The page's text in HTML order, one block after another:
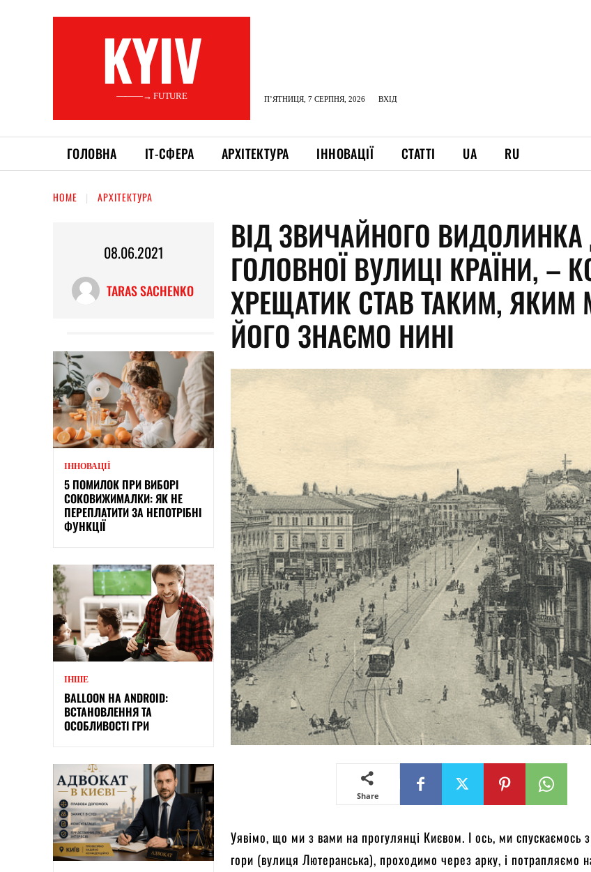
KYIV
———→ FUTURE П’ЯТНИЦЯ, 7 СЕРПНЯ, 2026 ВХІД
ГОЛОВНА ІТ-СФЕРА АРХІТЕКТУРА ІННОВАЦІЇ СТАТТІ UA RU
HOME АРХІТЕКТУРА
08.06.2021
TARAS SACHENKO
ІННОВАЦІЇ
5 ПОМИЛОК ПРИ ВИБОРІ
СОКОВИЖИМАЛКИ: ЯК НЕ
ПЕРЕПЛАТИТИ ЗА НЕПОТРІБНІ
ФУНКЦІЇ
ІНШЕ
BALLOON НА ANDROID:
ВСТАНОВЛЕННЯ ТА
ОСОБЛИВОСТІ ГРИ
ВІД ЗВИЧАЙНОГО
ГОЛОВНОЇ ВУЛИЦІ КРАЇНИ, –
ХРЕЩАТИК СТАВ ТАКИМ, ЯКИМ
ЙОГО ЗНАЄМО НИНІ
Share
Уявімо, що ми з вами на прогулянці Києвом. І ось, ми спускаємось
гори (вулиця Лютеранська), проходимо через арку, і потрапляємо